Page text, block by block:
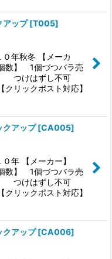
ップ [T005]
秋冬 【メーカ
】 1個づつバラ売
つけはずし不可
リックポスト対応】
アップ [CA005]
年 【メーカー】
数】 1個づつバラ売
つけはずし不可
リックポスト対応】
アップ [CA006]